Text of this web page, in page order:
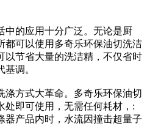
中的应用十分广泛。无论是厨
都可以使用多奇乐环保油切洗洁
以节省大量的洗洁精，不仅省时
调。
涤方式大革命。多奇乐环保油切
处即可使用，无需任何耗材，:
器产品内时，水流因撞击超量子